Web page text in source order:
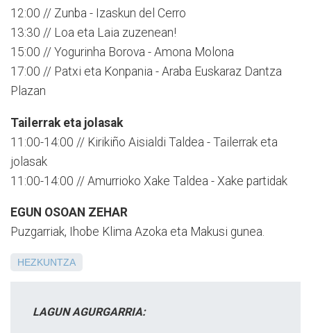
12:00 // Zunba - Izaskun del Cerro
13:30 // Loa eta Laia zuzenean!
15:00 // Yogurinha Borova - Amona Molona
17:00 // Patxi eta Konpania - Araba Euskaraz Dantza
Plazan
Tailerrak eta jolasak
11:00-14:00 // Kirikiño Aisialdi Taldea - Tailerrak eta
jolasak
11:00-14:00 // Amurrioko Xake Taldea - Xake partidak
EGUN OSOAN ZEHAR
Puzgarriak, Ihobe Klima Azoka eta Makusi gunea.
HEZKUNTZA
LAGUN AGURGARRIA: